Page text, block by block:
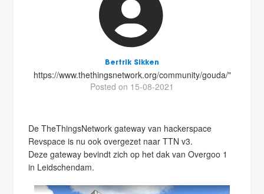
Bertrik Sikken
https://www.thethingsnetwork.org/community/gouda/"
Posted on 15-08-2021
De TheThingsNetwork gateway van hackerspace
Revspace is nu ook overgezet naar TTN v3.
Deze gateway bevindt zich op het dak van Overgoo 1
in Leidschendam.